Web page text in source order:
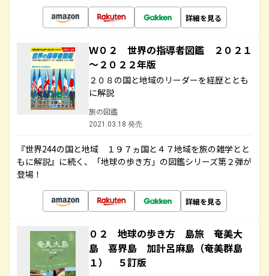
詳細を見る
Ｗ０２ 世界の指導者図鑑 ２０２１
～２０２２年版
２０８の国と地域のリーダーを経歴ととも
に解説
旅の図鑑
2021.03.18 発売
『世界244の国と地域 １９７ヵ国と４７地域を旅の雑学とと
もに解説』に続く、「地球の歩き方」の図鑑シリーズ第２弾が
登場！
詳細を見る
０２ 地球の歩き方 島旅 奄美大
島 喜界島 加計呂麻島（奄美群島
１） ５訂版